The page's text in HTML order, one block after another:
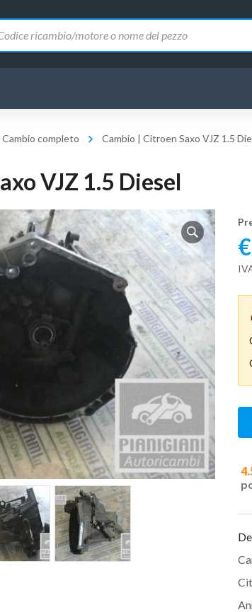
Cambio completo Cambio | Citroen Saxo VJZ 1.5
VJZ 1.5 Diesel
€